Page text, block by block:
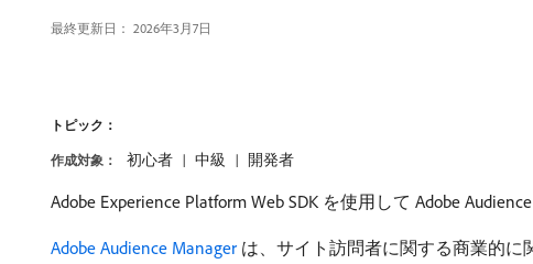
最終更新日： 2026年3月7日
トピック：
作成対象： 初心者 中級 開発者
Adobe Experience Platform Web SDK を使用して Adobe
Adobe Audience Manager は、サイト訪問者に関する商業的